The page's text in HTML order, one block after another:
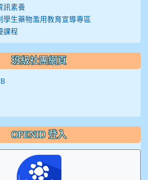
訊素養
學生藥物濫用教育宣導專區
課程
班級社團網頁
OPENID 登入